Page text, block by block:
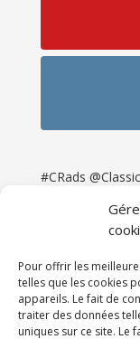
Pour offrir les
telles que les cookies
appareils. Le fait de
traiter des données
uniques sur ce site. Le
#CRads